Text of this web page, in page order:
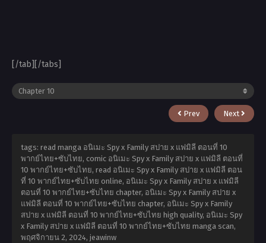
[/tab][/tabs]
Prev Next
tags: read manga อนิเมะ Spy x Family สปาย x แฟมิลี ตอนที่ 10
พากย์ไทย+ซับไทย, comic อนิเมะ Spy x Family สปาย x แฟมิลี ตอนที่
10 พากย์ไทย+ซับไทย, read อนิเมะ Spy x Family สปาย x แฟมิลี ตอน
ที่ 10 พากย์ไทย+ซับไทย online, อนิเมะ Spy x Family สปาย x แฟมิลี
ตอนที่ 10 พากย์ไทย+ซับไทย chapter, อนิเมะ Spy x Family สปาย x
แฟมิลี ตอนที่ 10 พากย์ไทย+ซับไทย chapter, อนิเมะ Spy x Family
สปาย x แฟมิลี ตอนที่ 10 พากย์ไทย+ซับไทย high quality, อนิเมะ Spy
x Family สปาย x แฟมิลี ตอนที่ 10 พากย์ไทย+ซับไทย manga scan,
พฤศจิกายน 2, 2024, jeawinw